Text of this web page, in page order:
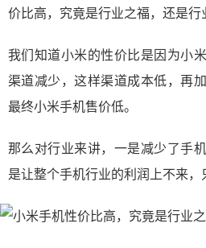
价比高，究竟是行业之福，还是行
我们知道小米的性价比是因为小
渠道减少，这样渠道成本低，再
最终小米手机售价低。
那么对行业来讲，一是减少了手
是让整个手机行业的利润上不来，